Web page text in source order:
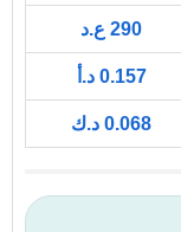
290 ع.د
0.157 د.أ
0.068 د.ك